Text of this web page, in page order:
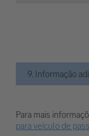
9. Informação
Para mais
para veículo de